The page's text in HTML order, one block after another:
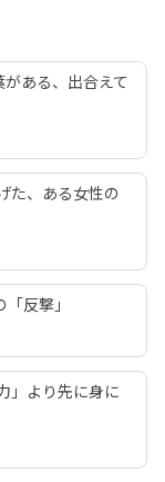
がある、出合えて
た、ある女性の
反撃」
」より先に身に